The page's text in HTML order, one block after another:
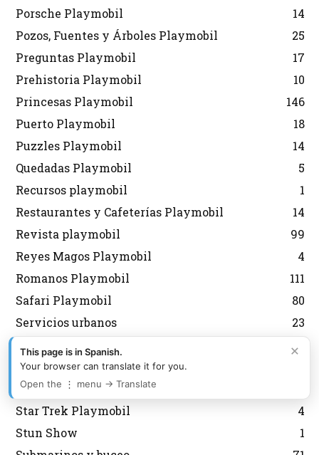
Porsche Playmobil
14
Pozos, Fuentes y Árboles Playmobil
25
Preguntas Playmobil
17
Prehistoria Playmobil
10
Princesas Playmobil
146
Puerto Playmobil
18
Puzzles Playmobil
14
Quedadas Playmobil
5
Recursos playmobil
1
Restaurantes y Cafeterías Playmobil
14
Revista playmobil
99
Reyes Magos Playmobil
4
Romanos Playmobil
111
Safari Playmobil
80
Servicios urbanos
23
40
Sobres Playmobil
Spirit Playmobil
Star Trek Playmobil
4
Stun Show
1
×
This page is in Spanish.
Your browser can translate it for you.
Open the ⋮ menu → Translate